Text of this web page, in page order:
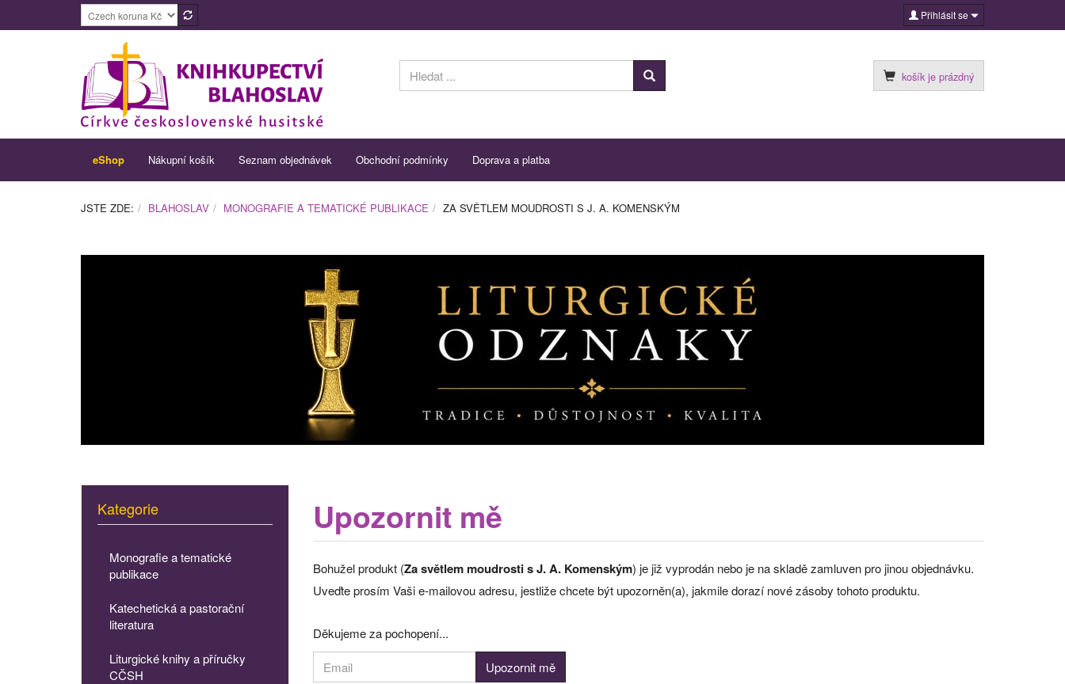
Přihlásit se
košík je prázdný
eShop Nákupní košík Seznam objednávek Obchodní podmínky Doprava a platba
JSTE ZDE: BLAHOSLAV MONOGRAFIE A TEMATICKÉ PUBLIKACE ZA SVĚTLEM MOUDROSTI S J. A. KOMENSKÝM
Upozornit mě
Bohužel produkt (Za světlem moudrosti s J. A. Komenským) je již vyprodán nebo je na skladě zamluven pro jinou objednávku.
Uveďte prosím Vaši e-mailovou adresu, jestliže chcete být upozorněn(a), jakmile dorazí nové zásoby tohoto produktu.
Děkujeme za pochopení...
Kategorie
Monografie a tematické
publikace
Katechetická a pastorační
literatura
Liturgické knihy a příručky
CČSH